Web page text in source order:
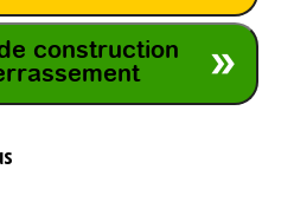
construction